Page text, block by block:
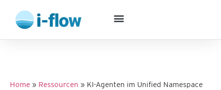
Home » Ressourcen » KI-Agenten im Unified Namespace